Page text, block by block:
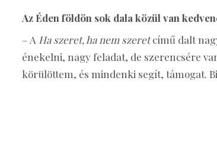
Az Éden földön sok dala közül van
– A Ha szeret, ha nem szeretcímű dalt
énekelni, nagy feladat, de szerencsére
körülöttem, és mindenki segít, támogat.